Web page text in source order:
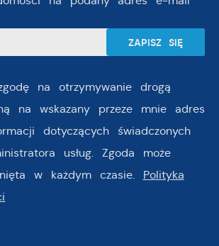
na otrzymywanie drogą
na wskazany przeze mnie adres
dotyczących świadczonych
usług. Zgoda może
w każdym czasie. Polityka